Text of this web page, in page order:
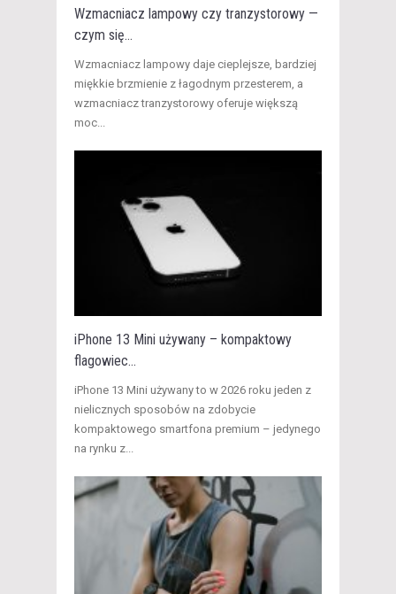
Wzmacniacz lampowy czy tranzystorowy —
czym się...
​Wzmacniacz lampowy daje cieplejsze, bardziej
miękkie brzmienie z łagodnym przesterem, a
wzmacniacz tranzystorowy oferuje większą
moc...
iPhone 13 Mini używany – kompaktowy
flagowiec...
​iPhone 13 Mini używany to w 2026 roku jeden z
nielicznych sposobów na zdobycie
kompaktowego smartfona premium – jedynego
na rynku z...